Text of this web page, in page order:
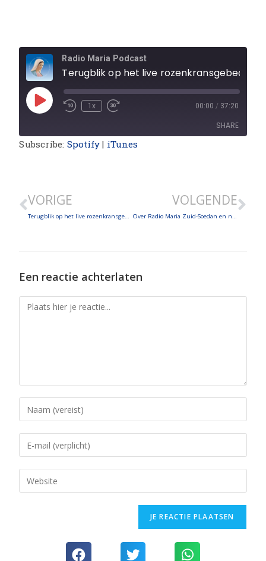
Radio Maria Podcast
1x 00:00 / 37:20
SHARE
Subscribe: Spotify | iTunes
VORIGE
Terugblik op het live rozenkransgebed vanuit de Genadekapel in Altötting
VOLGENDE
Over Radio Maria Zuid-Soedan en nieuws van Radio Maria Hongarije en Radio Maria Kaapverdië
Een reactie achterlaten